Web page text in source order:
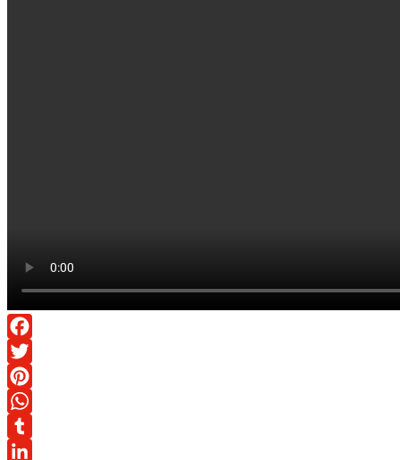
Facebook
Twitter
Pinterest
WhatsApp
Tumblr